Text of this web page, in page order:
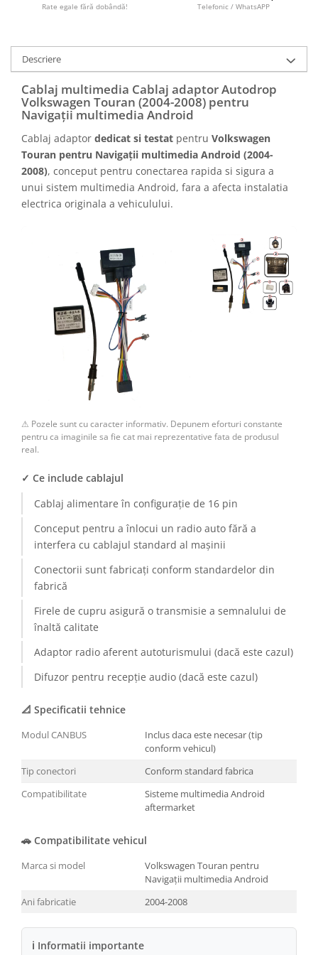
Camere marșarier auto
Camere Skoda
Camere Volkswagen
Camere Mercedes Benz
Camere Audi
Camere BMW
Camere Iveco
Camere Renault
Camere Peugeot
Camere înregistrare trafic
Accesorii multimedia
Conectică Auto
Conectică Auto
Conectică Audi
Conectică BMW
Conectică Volkswagen
Conectică Renault
Rate egale fără dobândă! Telefonic / WhatsAPP
Descriere
Cablaj multimedia Cablaj adaptor Autodrop
Volkswagen Touran (2004-2008) pentru
Navigații multimedia Android
Cablaj adaptor dedicat si testat pentru Volkswagen
Touran pentru Navigații multimedia Android (2004-
2008), conceput pentru conectarea rapida si sigura a
unui sistem multimedia Android, fara a afecta instalatia
electrica originala a vehiculului.
⚠ Pozele sunt cu caracter informativ. Depunem eforturi constante
pentru ca imaginile sa fie cat mai reprezentative fata de produsul
real.
✓ Ce include cablajul
Cablaj alimentare în configurație de 16 pin
Conceput pentru a înlocui un radio auto fără a
interfera cu cablajul standard al mașinii
Conectorii sunt fabricați conform standardelor din
fabrică
Firele de cupru asigură o transmisie a semnalului de
înaltă calitate
Adaptor radio aferent autoturismului (dacă este cazul)
Difuzor pentru recepție audio (dacă este cazul)
📐 Specificatii tehnice
Modul CANBUS
Inclus daca este necesar (tip
conform vehicul)
Tip conectori
Conform standard fabrica
Compatibilitate
Sisteme multimedia Android
aftermarket
🚗 Compatibilitate vehicul
Marca si model
Volkswagen Touran pentru
Navigații multimedia Android
Ani fabricatie
2004-2008
ℹ Informatii importante